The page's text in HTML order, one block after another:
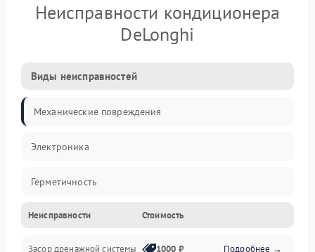
Неисправности кондиционера
DeLonghi
Виды неисправностей
Механические повреждения
Электроника
Герметичность
Механика
Неисправности Стоимость
Засор дренажной системы 1000 ₽ Подробнее →